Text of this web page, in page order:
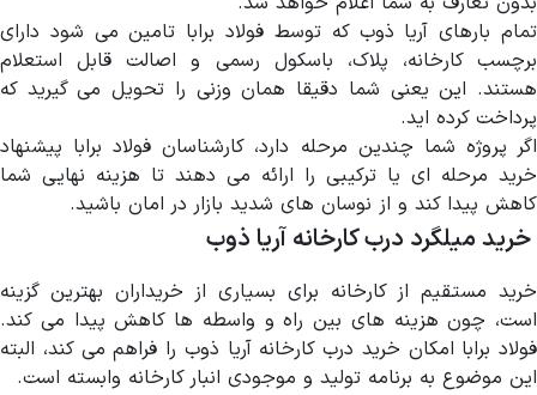
تمام بارهای آریا ذوب که توسط فولاد برابا تامین می شود دارای
برچسب کارخانه، پلاک، باسکول رسمی و اصالت قابل استعلام
هستند. این یعنی شما دقیقا همان وزنی را تحویل می گیرید که
پرداخت کرده اید.
اگر پروژه شما چندین مرحله دارد، کارشناسان فولاد برابا پیشنهاد
خرید مرحله ای یا ترکیبی را ارائه می دهند تا هزینه نهایی شما
کاهش پیدا کند و از نوسان های شدید بازار در امان باشید.
خرید میلگرد درب کارخانه آریا ذوب
خرید مستقیم از کارخانه برای بسیاری از خریداران بهترین گزینه
است، چون هزینه های بین راه و واسطه ها کاهش پیدا می کند.
فولاد برابا امکان خرید درب کارخانه آریا ذوب را فراهم می کند، البته
این موضوع به برنامه تولید و موجودی انبار کارخانه وابسته است.